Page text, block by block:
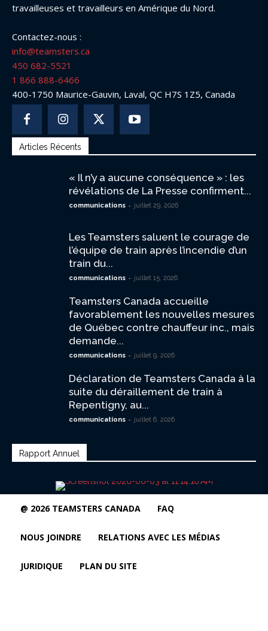
travailleuses et travailleurs en Amérique du Nord.
Contactez-nous :
info@teamsters.ca
450 682-5521
1 866 888-6466
400-1750 Maurice-Gauvin, Laval, QC H7S 1Z5, Canada
Articles Récents
« Il n’y a aucune conséquence » : les
révélations de La Presse confirment...
communications - juillet 29, 2026
Les Teamsters saluent le courage de
l’équipe de train après l’incendie d’un
train du...
communications - juillet 15, 2026
Teamsters Canada accueille
favorablement les nouvelles mesures
de Québec contre chauffeur inc., mais
demande...
communications - juillet 9, 2026
Déclaration de Teamsters Canada à la
suite du déraillement de train à
Repentigny, au...
communications - juillet 6, 2026
Rapport Annuel
@ 2026 TEAMSTERS CANADA FAQ
NOUS JOINDRE RELATIONS AVEC LES MÉDIAS
JURIDIQUE PLAN DU SITE